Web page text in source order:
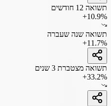
תשואה 12 חודשים
+10.9%
תשואה שנה שעברה
+11.7%
תשואה מצטברת 3 שנים
+33.2%